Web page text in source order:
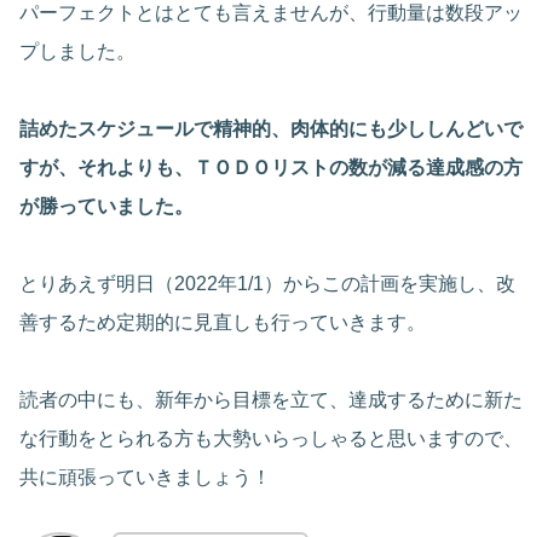
パーフェクトとはとても言えませんが、行動量は数段アッ
プしました。
詰めたスケジュールで精神的、肉体的にも少ししんどいで
すが、それよりも、ＴＯＤＯリストの数が減る達成感の方
が勝っていました。
とりあえず明日（2022年1/1）からこの計画を実施し、改
善するため定期的に見直しも行っていきます。
読者の中にも、新年から目標を立て、達成するために新た
な行動をとられる方も大勢いらっしゃると思いますので、
共に頑張っていきましょう！